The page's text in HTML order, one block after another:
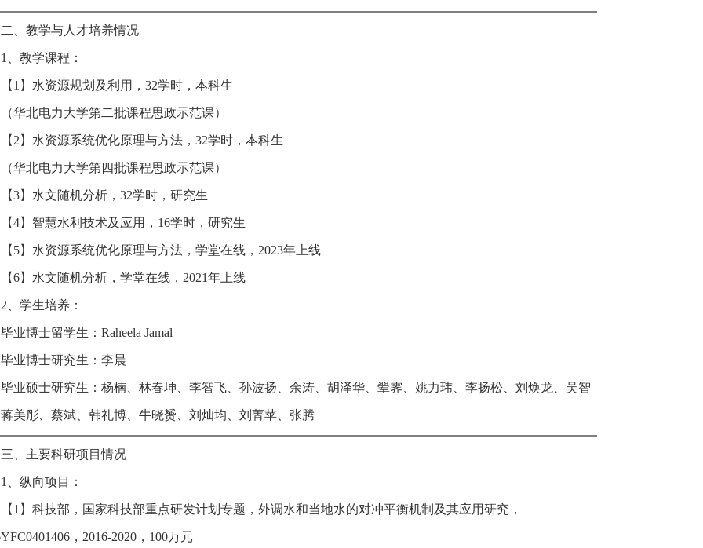
二、教学与人才培养情况
1、教学课程：
【1】水资源规划及利用，32学时，本科生
（华北电力大学第二批课程思政示范课）
【2】水资源系统优化原理与方法，32学时，本科生
（华北电力大学第四批课程思政示范课）
【3】水文随机分析，32学时，研究生
【4】智慧水利技术及应用，16学时，研究生
【5】水资源系统优化原理与方法，学堂在线，2023年上线
【6】水文随机分析，学堂在线，2021年上线
2、学生培养：
毕业博士留学生：Raheela Jamal
毕业博士研究生：李晨
毕业硕士研究生：杨楠、林春坤、李智飞、孙波扬、余涛、胡泽华、翚霁、姚力玮、李扬松、刘焕龙、吴智
美彤、蔡斌、韩礼博、牛晓赟、刘灿均、刘菁苹、张腾
三、主要科研项目情况
1、纵向项目：
【1】科技部，国家科技部重点研发计划专题，外调水和当地水的对冲平衡机制及其应用研究，
，2016-2020，100万元